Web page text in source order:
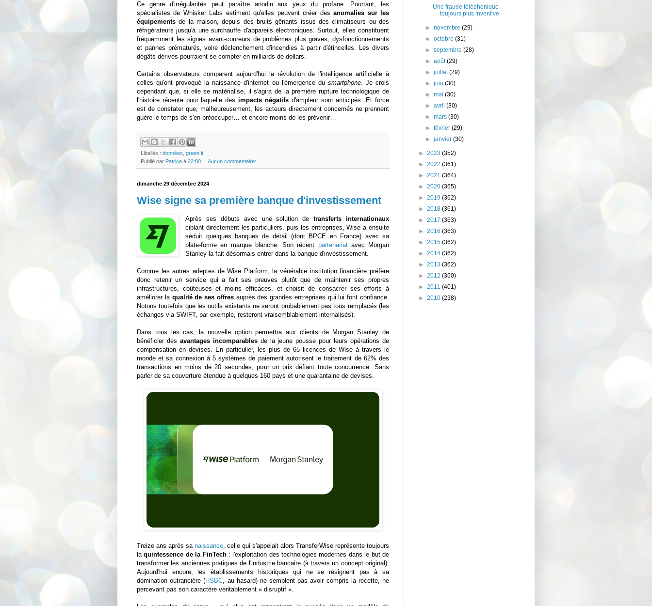
Ce genre d'irrégularités peut paraître anodin aux yeux du profane. Pourtant, les
spécialistes de Whisker Labs estiment qu'elles peuvent créer desanomalies sur les
équipements de la maison, depuis des bruits gênants issus des climatiseurs ou des
réfrigérateurs jusqu'à une surchauffe d'appareils électroniques. Surtout, elles constituent
fréquemment les signes avant-coureurs de problèmes plus graves, dysfonctionnements
et pannes prématurés, voire déclenchement d'incendies à partir d'étincelles. Les divers
dégâts dérivés pourraient se compter en milliards de dollars.
Certains observateurs comparent aujourd'hui la révolution de l'intelligence artificielle à
celles qu'ont provoqué la naissance d'internet ou l'émergence du smartphone. Je crois
cependant que, si elle se matérialise, il s'agira de la première rupture technologique de
l'histoire récente pour laquelle desimpacts négatifsd'ampleur sont anticipés. Et force
est de constater que, malheureusement, les acteurs directement concernés ne prennent
guère le temps de s'en préoccuper… et encore moins de les prévenir…
Libellés : données green it
Publié par Patrice à 22:00 Aucun commentaire:
dimanche 29 décembre 2024
Wise signe sa première banque d'investissement
Après ses débuts avec une solution detransferts internationaux
ciblant directement les particuliers, puis les entreprises, Wise a ensuite
séduit quelques banques de détail (dont BPCE en France) avec sa
plate-forme en marque blanche. Son récent partenariatavec Morgan
Stanley la fait désormais entrer dans la banque d'investissement.
Comme les autres adeptes de Wise Platform, la vénérable institution financière préfère
donc retenir un service qui a fait ses preuves plutôt que de maintenir ses propres
infrastructures, coûteuses et moins efficaces, et choisit de consacrer ses efforts à
améliorer la qualité de ses offresauprès des grandes entreprises qui lui font confiance.
Notons toutefois que les outils existants ne seront probablement pas tous remplacés (les
échanges via SWIFT, par exemple, resteront vraisemblablement internalisés).
Dans tous les cas, la nouvelle option permettra aux clients de Morgan Stanley de
bénéficier des avantages incomparablesde la jeune pousse pour leurs opérations de
compensation en devises. En particulier, les plus de 65 licences de Wise à travers le
monde et sa connexion à 5 systèmes de paiement autorisent le traitement de 62% des
transactions en moins de 20 secondes, pour un prix défiant toute concurrence. Sans
parler de sa couverture étendue à quelques 160 pays et une quarantaine de devises.
Treize ans après sa naissance, celle qui s'appelait alors TransferWise représente toujours
laquintessence de la FinTech: l'exploitation des technologies modernes dans le but de
transformer les anciennes pratiques de l'industrie bancaire (à travers un concept original).
Aujourd'hui encore, les établissements historiques qui ne se résignent pas à sa
domination outrancière (HSBC, au hasard) ne semblent pas avoir compris la recette, ne
percevant pas son caractère véritablement « disruptif ».
Une fraude téléphonique
toujours plus inventive
►novembre(29)
►octobre(31)
►septembre(28)
►août(29)
►juillet(29)
►juin(30)
►mai(30)
►avril(30)
►mars(30)
►février(29)
►janvier(30)
► 2023 (352)
► 2022 (361)
► 2021 (364)
► 2020 (365)
► 2019 (362)
► 2018 (361)
► 2017 (363)
► 2016 (363)
► 2015 (362)
► 2014 (362)
► 2013 (362)
► 2012 (360)
► 2011 (401)
► 2010 (238)